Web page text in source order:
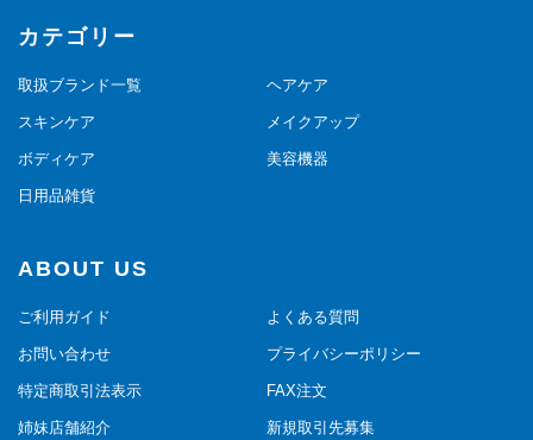
カテゴリー
取扱ブランド一覧 ヘアケア
スキンケア メイクアップ
ボディケア 美容機器
日用品雑貨
ABOUT US
ご利用ガイド よくある質問
お問い合わせ プライバシーポリシー
特定商取引法表示 FAX注文
姉妹店舗紹介 新規取引先募集